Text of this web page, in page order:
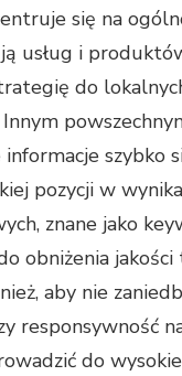
się na
usług i
do
szybko
pozycji w
znane jako
obniżenia
aby nie
responsywność
do